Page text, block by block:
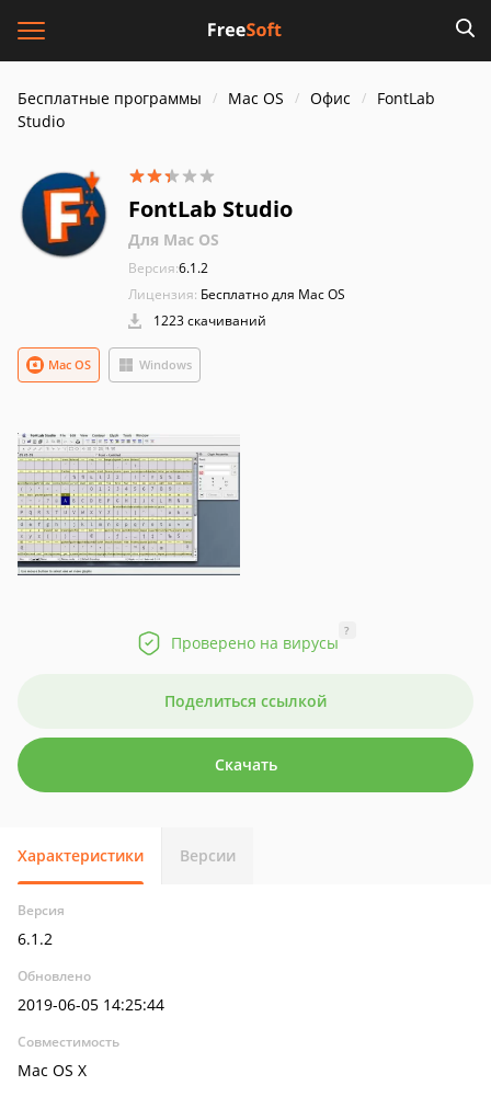
Бесплатные программы Mac OS Офис
FontLab
Studio
FontLab Studio
Для Mac OS
Версия:6.1.2
Лицензия: Бесплатно для Mac OS
1223 скачиваний
Windows
Mac OS
Проверено на вирусы
?
Поделиться ссылкой
Скачать
Характеристики Версии
Версия
6.1.2
Обновлено
2019-06-05 14:25:44
Совместимость
Mac OS X